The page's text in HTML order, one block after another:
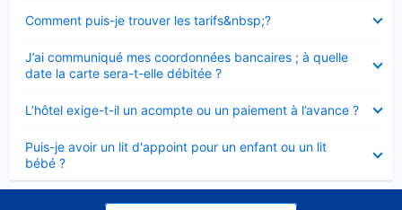
Comment puis-je trouver les tarifs&nbsp;?
fermé
J’ai communiqué mes coordonnées bancaires ; à quelle
date la carte sera-t-elle débitée ?
fermé
L’hôtel exige-t-il un acompte ou un paiement à l’avance ?
fermé
Puis-je avoir un lit d'appoint pour un enfant ou un lit
bébé ?
fermé